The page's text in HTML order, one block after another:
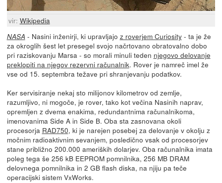
vir: Wikipedia
NASA - Nasini inženirji, ki upravljajo z roverjem Curiosity- ta je že
za okroglih šest let presegel svojo načrtovano obratovalno dobo
pri raziskovanju Marsa - so morali minuli teden njegovo delovanje
preklopiti na njegov rezervni računalnik. Rover je namreč imel že
vse od 15. septembra težave pri shranjevanju podatkov.
Ker servisiranje nekaj sto milijonov kilometrov od zemlje,
razumljivo, ni mogoče, je rover, tako kot večina Nasinih naprav,
opremljen z dvema enakima, redundantnima računalnikoma,
imenovanima Side A in Side B. Oba sta zasnovana okoli
procesorja RAD750, ki je narejen posebej za delovanje v okolju z
močnim radioaktivnim sevanjem, posledično vsak od procesorjev
stane približno 200.000 ameriških dolarjev. Oba računalnika imata
poleg tega še 256 kB EEPROM pomnilnika, 256 MB DRAM
delovnega pomnilnika in 2 GB flash diska, na njiju pa teče
operacijski sistem VxWorks.